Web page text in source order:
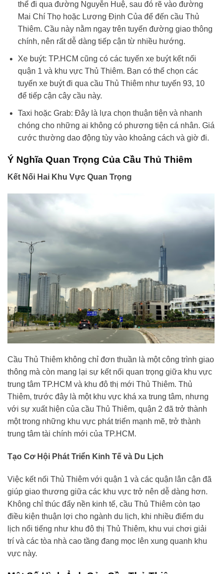
thể đi qua đường Nguyễn Huệ, sau đó rẽ vào đường
Mai Chí Thọ hoặc Lương Định Của để đến cầu Thủ
Thiêm. Cầu này nằm ngay trên tuyến đường giao thông
chính, nên rất dễ dàng tiếp cận từ nhiều hướng.
Xe buýt: TP.HCM cũng có các tuyến xe buýt kết nối
quận 1 và khu vực Thủ Thiêm. Bạn có thể chọn các
tuyến xe buýt đi qua cầu Thủ Thiêm như tuyến 93, 10
để tiếp cận cây cầu này.
Taxi hoặc Grab: Đây là lựa chọn thuận tiện và nhanh
chóng cho những ai không có phương tiện cá nhân. Giá
cước thường dao động tùy vào khoảng cách và giờ đi.
Ý Nghĩa Quan Trọng Của Cầu Thủ Thiêm
Kết Nối Hai Khu Vực Quan Trọng
Cầu Thủ Thiêm không chỉ đơn thuần là một công trình giao
thông mà còn mang lại sự kết nối quan trọng giữa khu vực
trung tâm TP.HCM và khu đô thị mới Thủ Thiêm. Thủ
Thiêm, trước đây là một khu vực khá xa trung tâm, nhưng
với sự xuất hiện của cầu Thủ Thiêm, quận 2 đã trở thành
một trong những khu vực phát triển mạnh mẽ, trở thành
trung tâm tài chính mới của TP.HCM.
Tạo Cơ Hội Phát Triển Kinh Tế và Du Lịch
Việc kết nối Thủ Thiêm với quận 1 và các quận lân cận đã
giúp giao thương giữa các khu vực trở nên dễ dàng hơn.
Không chỉ thúc đẩy nền kinh tế, cầu Thủ Thiêm còn tạo
điều kiện thuận lợi cho ngành du lịch, khi nhiều điểm du
lịch nổi tiếng như khu đô thị Thủ Thiêm, khu vui chơi giải
trí và các tòa nhà cao tầng đang mọc lên xung quanh khu
vực này.